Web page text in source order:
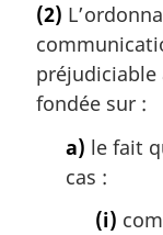
t
e
m
a
(2)
fondée sur :
a) le fait
cas :
(i)